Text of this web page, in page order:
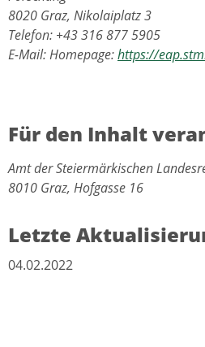
8020 Graz, Nikolaiplatz 3
Telefon: +43 316 877 5905
E-Mail: Homepage:https://
Für den Inhalt
Amt der Steiermärkischen
8010 Graz, Hofgasse 16
Letzte
04.02.2022